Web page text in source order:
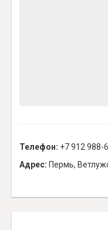
Телефон: +7 912 988-
Адрес: Пермь,